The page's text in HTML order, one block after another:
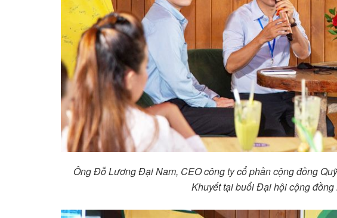
Ông Đỗ Lương Đại Nam, CEO công ty cổ phần cộng đồng
Khuyết tại buổi Đại hội cộng đồng